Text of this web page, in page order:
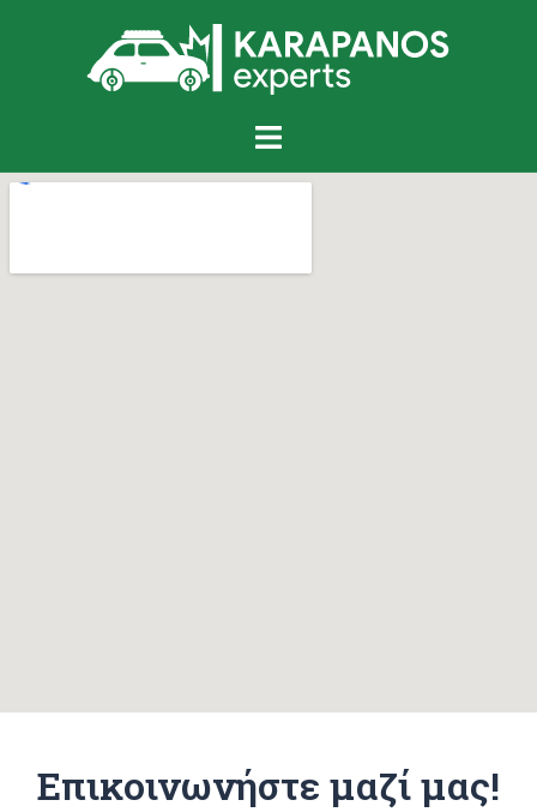
Επικοινωνήστε μαζί μας!